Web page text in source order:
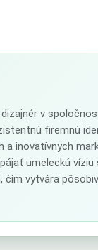
v
firemnú
inovatívnych
umeleckú víziu
vytvára